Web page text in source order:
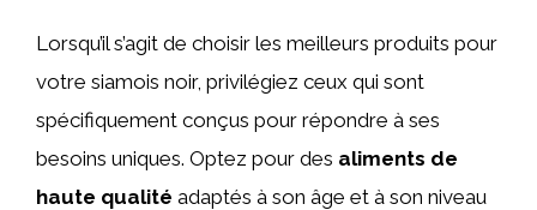
Lorsqu’il s’agit de choisir les meilleurs produits pour
votre siamois noir, privilégiez ceux qui sont
spécifiquement conçus pour répondre à ses
besoins uniques. Optez pour des aliments de
haute qualité adaptés à son âge et à son niveau